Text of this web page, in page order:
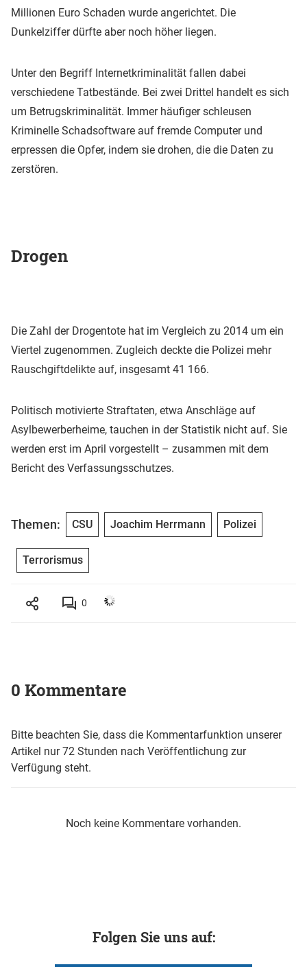
Millionen Euro Schaden wurde angerichtet. Die
Dunkelziffer dürfte aber noch höher liegen.
Unter den Begriff Internetkriminalität fallen dabei
verschiedene Tatbestände. Bei zwei Drittel handelt es sich
um Betrugskriminalität. Immer häufiger schleusen
Kriminelle Schadsoftware auf fremde Computer und
erpressen die Opfer, indem sie drohen, die die Daten zu
zerstören.
Drogen
Die Zahl der Drogentote hat im Vergleich zu 2014 um ein
Viertel zugenommen. Zugleich deckte die Polizei mehr
Rauschgiftdelikte auf, insgesamt 41 166.
Politisch motivierte Straftaten, etwa Anschläge auf
Asylbewerberheime, tauchen in der Statistik nicht auf. Sie
werden erst im April vorgestellt – zusammen mit dem
Bericht des Verfassungsschutzes.
Themen: CSU Joachim Herrmann Polizei
Terrorismus
0
0 Kommentare
Bitte beachten Sie, dass die Kommentarfunktion unserer
Artikel nur 72 Stunden nach Veröffentlichung zur
Verfügung steht.
Noch keine Kommentare vorhanden.
Folgen Sie uns auf: